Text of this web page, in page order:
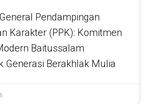
Pendampingan
Karakter (PPK): Komitmen
Baitussalam
Generasi Berakhlak Mulia